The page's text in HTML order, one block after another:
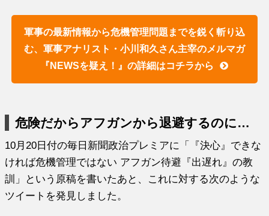
軍事の最新情報から危機管理問題までを鋭く斬り込
む、軍事アナリスト・小川和久さん主宰のメルマガ
『NEWSを疑え！』の詳細はコチラから
危険だからアフガンから退避するのに…
10月20日付の毎日新聞政治プレミアに「『決心』できな
ければ危機管理ではない アフガン待避『出遅れ』の教
訓」という原稿を書いたあと、これに対する次のような
ツイートを発見しました。